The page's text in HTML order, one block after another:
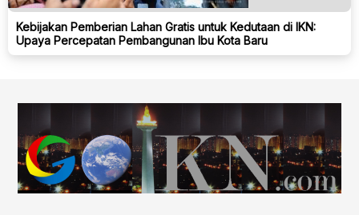
Kebijakan Pemberian Lahan Gratis untuk Kedutaan di IKN:
Upaya Percepatan Pembangunan Ibu Kota Baru